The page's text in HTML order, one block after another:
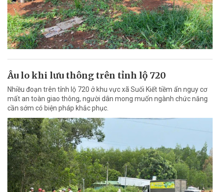
Âu lo khi lưu thông trên tỉnh lộ 720
Nhiều đoạn trên tỉnh lộ 720 ở khu vực xã Suối Kiết tiềm ẩn nguy cơ
mất an toàn giao thông, người dân mong muốn ngành chức năng
cần sớm có biện pháp khắc phục.